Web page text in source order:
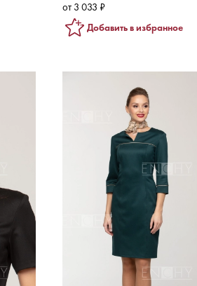
от 3 033 ₽
Добавить в избранное